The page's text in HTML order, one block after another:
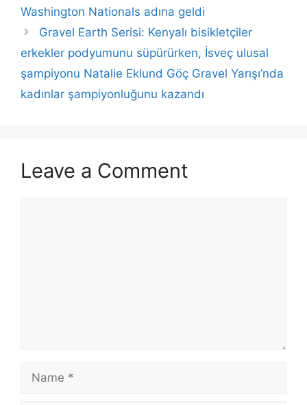
Washington Nationals adına geldi
Gravel Earth Serisi: Kenyalı bisikletçiler
erkekler podyumunu süpürürken, İsveç ulusal
şampiyonu Natalie Eklund Göç Gravel Yarışı’nda
kadınlar şampiyonluğunu kazandı
Leave a Comment